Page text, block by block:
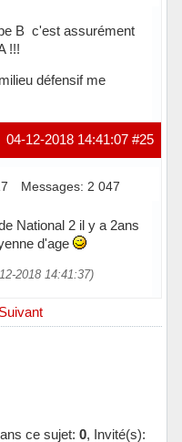
B c'est assurément
!!!
défensif me
#25
04-12-2018 14:41:07
Messages: 2 047
National 2 il y a 2ans
d'age
2018 14:41:37)
Suivant
ce sujet: 0, Invité(s):